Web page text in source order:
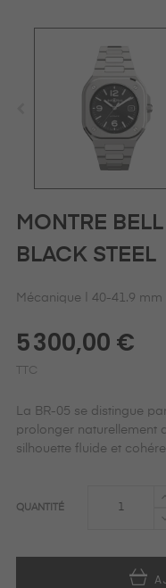
MONTRE
BLACK STEEL
Mécanique | 40-41.9 mm
5 300,00 €
TTC
La BR-05 se distingue
prolonger naturellement
silhouette fluide et
QUANTITÉ